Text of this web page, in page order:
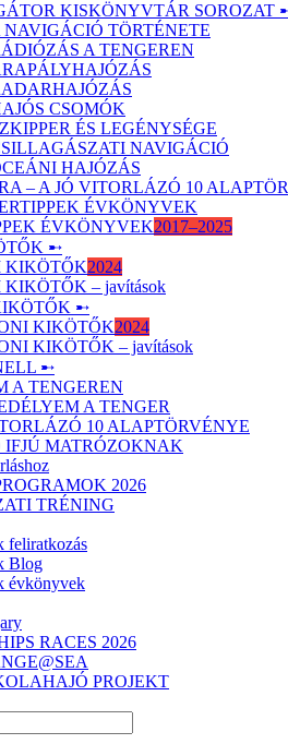
KISKÖNYVTÁR SOROZAT
NAVIGÁCIÓ TÖRTÉNETE
A TENGEREN
CSOMÓK
ÉS LEGÉNYSÉGE
NAVIGÁCIÓ
HAJÓZÁS
– A JÓ VITORLÁZÓ 10
ÉVKÖNYVEK
ÉVKÖNYVEK2017–2025
➸
KIKÖTŐK2024
– javítások
➸
KIKÖTŐK2024
KIKÖTŐK – javítások
➸
A TENGEREN
A TENGER
10 ALAPTÖRVÉNYE
IFJÚ MATRÓZOKNAK
2026
TRÉNING
feliratkozás
Blog
évkönyvek
RACES 2026
PROJEKT